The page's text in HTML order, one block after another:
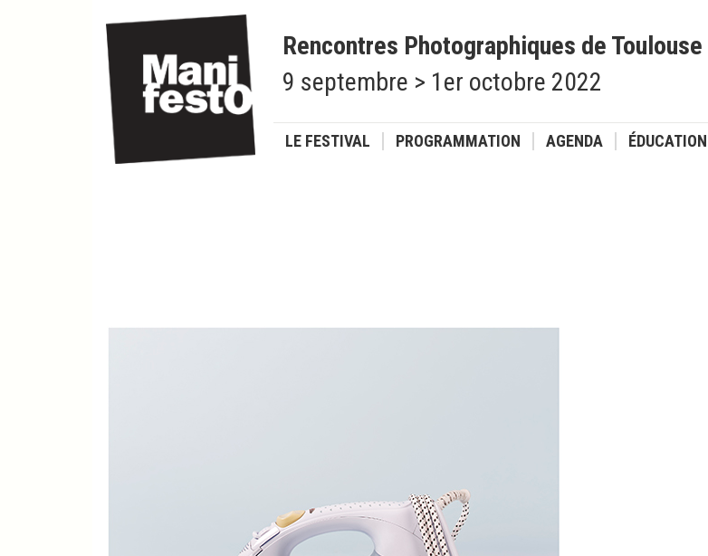
LE FESTIVAL PROGRAMMATION AGENDA ÉDUCATION
Rencontres Photographiques de Toulouse
9 septembre > 1er octobre 2022